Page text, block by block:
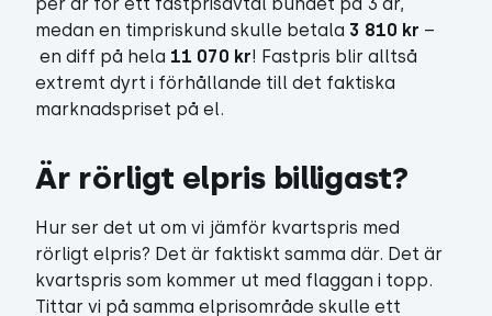
medan en timpriskund skulle betala 3 810 kr –
en diff på hela 11 070 kr! Fastpris blir alltså
extremt dyrt i förhållande till det faktiska
marknadspriset på el.
Är rörligt elpris billigast?
Hur ser det ut om vi jämför kvartspris med
rörligt elpris? Det är faktiskt samma där. Det är
kvartspris som kommer ut med flaggan i topp.
Tittar vi på samma elprisområde skulle ett